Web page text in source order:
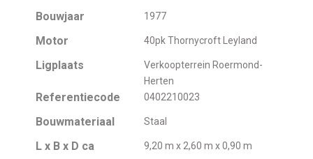
Bouwjaar 1977
Motor 40pk Thornycroft Leyland
Ligplaats
Verkoopterrein Roermond-
Herten
Referentiecode 0402210023
Bouwmateriaal Staal
L x B x D ca 9,20 m x 2,60 m x 0,90 m